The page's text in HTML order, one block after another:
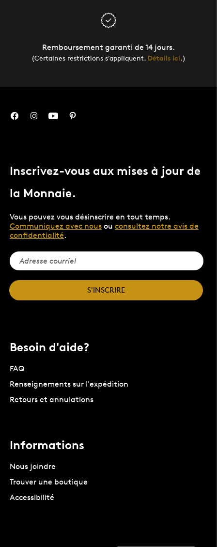
Remboursement garanti de 14 jours.
(Certaines restrictions s’appliquent. Détails ici.)
Inscrivez-vous aux mises à jour de
la Monnaie.
Vous pouvez vous désinscrire en tout temps.
Communiquez avec nous ou consultez notre avis de
confidentialité.
S'INSCRIRE
Besoin d'aide?
FAQ
Renseignements sur l'expédition
Retours et annulations
Informations
Nous joindre
Trouver une boutique
Accessibilité